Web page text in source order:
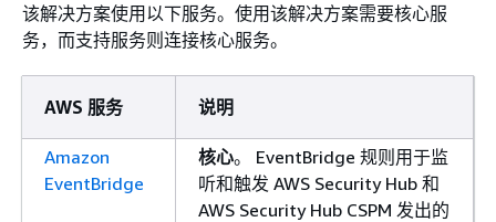
该解决方案使用以下服务。使用该解决方案需要核心服
务，而支持服务则连接核心服务。
AWS 服务 说明
Amazon
EventBridge
核心。 EventBridge 规则用于监
听和触发 AWS Security Hub 和
AWS Security Hub CSPM 发出的